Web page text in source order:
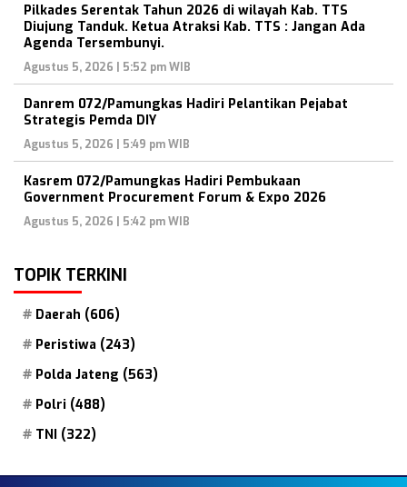
Pilkades Serentak Tahun 2026 di wilayah Kab. TTS
Diujung Tanduk. Ketua Atraksi Kab. TTS : Jangan Ada
Agenda Tersembunyi.
Agustus 5, 2026 | 5:52 pm WIB
Danrem 072/Pamungkas Hadiri Pelantikan Pejabat
Strategis Pemda DIY
Agustus 5, 2026 | 5:49 pm WIB
Kasrem 072/Pamungkas Hadiri Pembukaan
Government Procurement Forum & Expo 2026
Agustus 5, 2026 | 5:42 pm WIB
TOPIK TERKINI
Daerah (606)
Peristiwa (243)
Polda Jateng (563)
Polri (488)
TNI (322)